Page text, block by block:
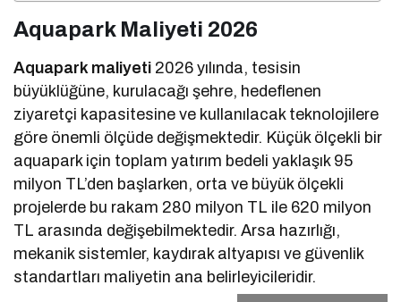
Aquapark Maliyeti 2026
Aquapark maliyeti 2026 yılında, tesisin
büyüklüğüne, kurulacağı şehre, hedeflenen
ziyaretçi kapasitesine ve kullanılacak teknolojilere
göre önemli ölçüde değişmektedir. Küçük ölçekli bir
aquapark için toplam yatırım bedeli yaklaşık 95
milyon TL’den başlarken, orta ve büyük ölçekli
projelerde bu rakam 280 milyon TL ile 620 milyon
TL arasında değişebilmektedir. Arsa hazırlığı,
mekanik sistemler, kaydırak altyapısı ve güvenlik
standartları maliyetin ana belirleyicileridir.